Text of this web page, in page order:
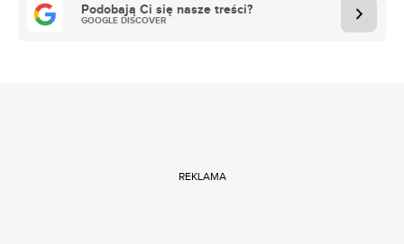
Podobają Ci się nasze treści?
GOOGLE DISCOVER
REKLAMA